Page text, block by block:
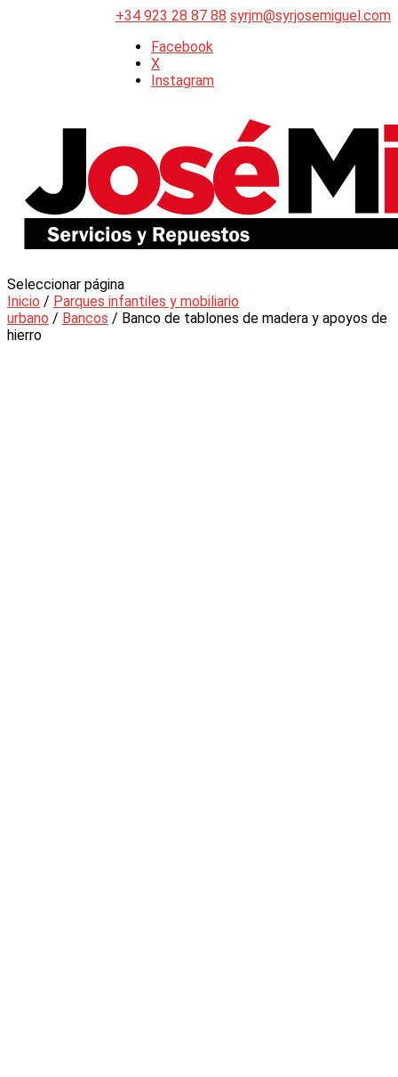
+34 923 28 87 88 syrjm@syrjosemiguel.com
Facebook
X
Instagram
Seleccionar página
Inicio / Parques infantiles y mobiliario
urbano / Bancos / Banco de tablones de madera y apoyos de
hierro